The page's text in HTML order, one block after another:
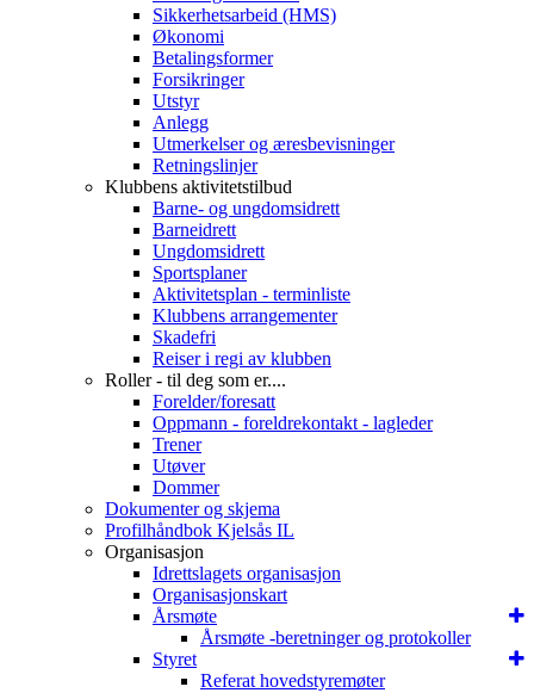
Sikkerhetsarbeid (HMS)
Økonomi
Betalingsformer
Forsikringer
Utstyr
Anlegg
Utmerkelser og æresbevisninger
Retningslinjer
Klubbens aktivitetstilbud
Barne- og ungdomsidrett
Barneidrett
Ungdomsidrett
Sportsplaner
Aktivitetsplan - terminliste
Klubbens arrangementer
Skadefri
Reiser i regi av klubben
Roller - til deg som er....
Forelder/foresatt
Oppmann - foreldrekontakt - lagleder
Trener
Utøver
Dommer
Dokumenter og skjema
Profilhåndbok Kjelsås IL
Organisasjon
Idrettslagets organisasjon
Organisasjonskart
Årsmøte
Årsmøte -beretninger og protokoller
Styret
Referat hovedstyremøter